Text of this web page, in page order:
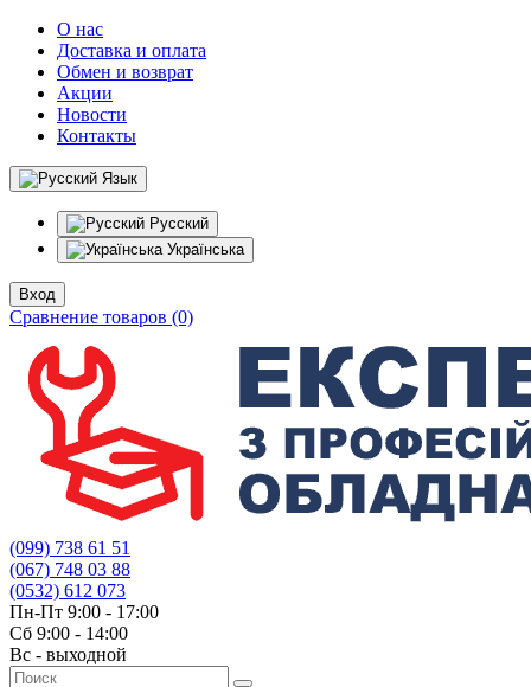
О нас
Доставка и оплата
Обмен и возврат
Акции
Новости
Контакты
Язык
Русский
Українська
Вход
Сравнение товаров (0)
(099) 738 61 51
(067) 748 03 88
(0532) 612 073
Пн-Пт 9:00 - 17:00
Сб 9:00 - 14:00
Вс - выходной